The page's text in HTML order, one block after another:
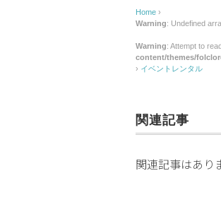
Home ›
Warning: Undefined
Warning: Attempt to
content/themes/
› イベントレンタル
関連記事
関連記事はあり